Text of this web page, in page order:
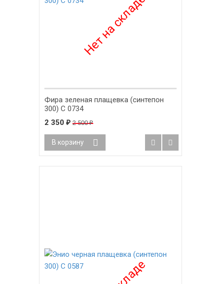
Фира зеленая плащевка (синтепон
300) С 0734
2 350 ₽ 2 500₽
В корзину